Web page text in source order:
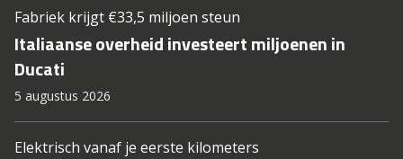
Fabriek krijgt €33,5 miljoen steun
Italiaanse overheid investeert miljoenen in
Ducati
5 augustus 2026
Elektrisch vanaf je eerste kilometers